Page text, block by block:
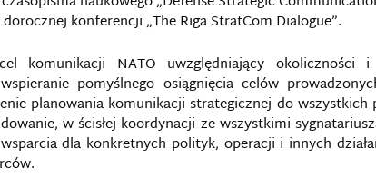
konferencji „The Riga StratCom Dialogue”.
komunikacji NATO uwzględniający
pomyślnego osiągnięcia celów
planowania komunikacji strategicznej do
w ścisłej koordynacji ze wszystkimi
dla konkretnych polityk, operacji i innych